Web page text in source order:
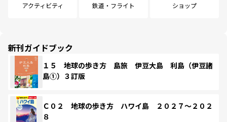
アクティビティ 鉄道・フライト ショップ
新刊ガイドブック
１５ 地球の歩き方 島旅 伊豆大島 利島（伊豆諸
島①）３訂版
Ｃ０２ 地球の歩き方 ハワイ島 ２０２７～２０２
８